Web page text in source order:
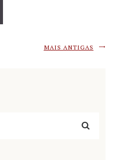
MAIS ANTIGAS